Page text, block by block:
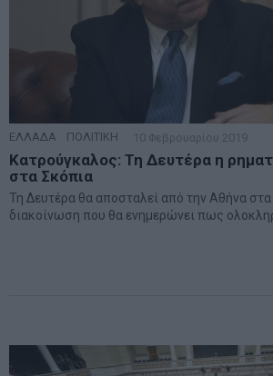
ΕΛΛΑΔΑ ΠΟΛΙΤΙΚΗ 10 Φεβρουαρίου 2019
Κατρούγκαλος: Τη Δευτέρα η
στα Σκόπια
Τη Δευτέρα θα αποσταλεί από την Αθήνα
διακοίνωση που θα ενημερώνει πως